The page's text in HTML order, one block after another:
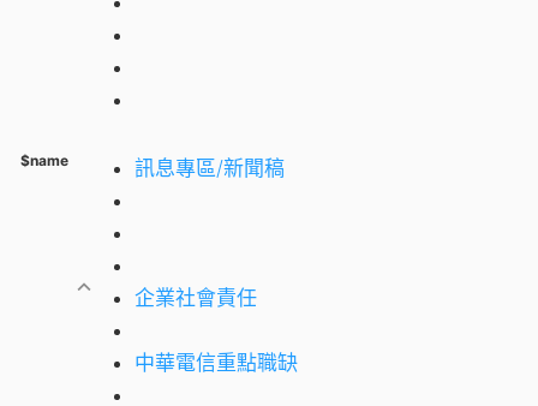
$name 訊息專區/新聞稿
企業社會責任
中華電信重點職缺